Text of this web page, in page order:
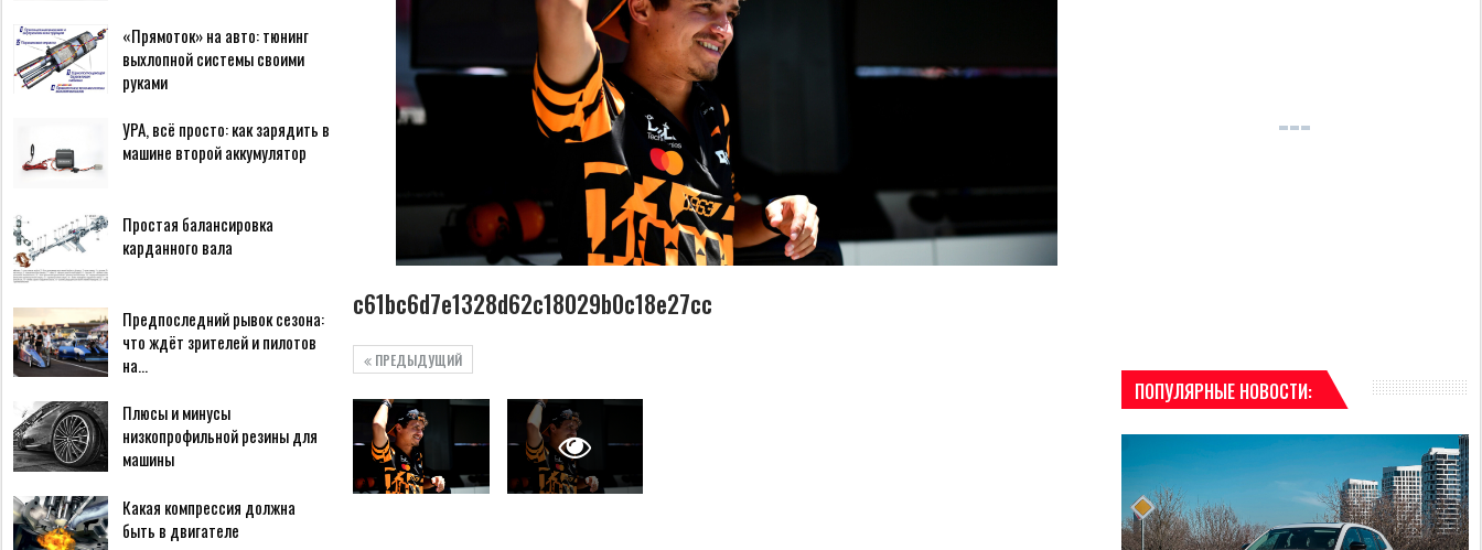
c61bc6d7e1328d62c18029b0c18e27cc
ПРЕДЫДУЩИЙ
ПОПУЛЯРНЫЕ НОВОСТИ:
«Прямоток» на авто: тюнинг
выхлопной системы своими
руками
УРА, всё просто: как зарядить в
машине второй аккумулятор
Простая балансировка
карданного вала
Предпоследний рывок сезона:
что ждёт зрителей и пилотов
на…
Плюсы и минусы
низкопрофильной резины для
машины
Какая компрессия должна
быть в двигателе